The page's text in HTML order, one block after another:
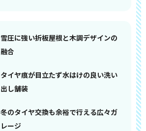
雪圧に強い折板屋根と木調デザインの
融合
タイヤ痕が目立たず水はけの良い洗い
出し舗装
冬のタイヤ交換も余裕で行える広々ガ
レージ